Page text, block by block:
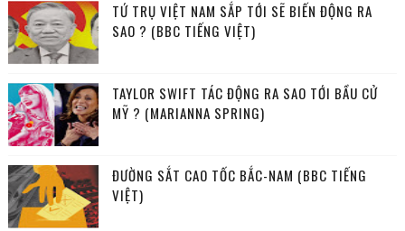
TỨ TRỤ VIỆT NAM SẮP TỚI SẼ BIẾN ĐỘNG RA
SAO ? (BBC TIẾNG VIỆT)
TAYLOR SWIFT TÁC ĐỘNG RA SAO TỚI BẦU CỬ
MỸ ? (MARIANNA SPRING)
ĐƯỜNG SẮT CAO TỐC BẮC-NAM (BBC TIẾNG
VIỆT)